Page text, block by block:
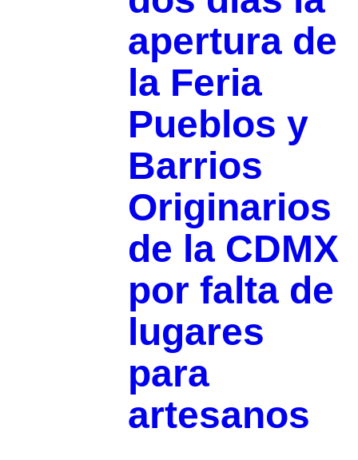
apertura de
la Feria
Pueblos y
Barrios
Originarios
de la CDMX
por falta de
lugares
para
artesanos